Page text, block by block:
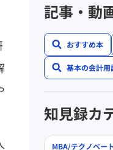
記事・動
おすすめ本
基本の会計用
知見録カ
MBA/テクノベー